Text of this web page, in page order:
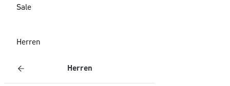
Sale
Herren
Herren